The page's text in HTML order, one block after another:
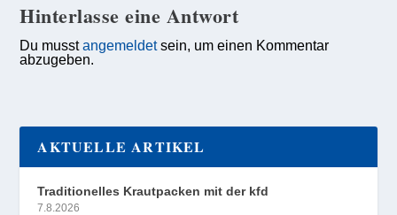
Hinterlasse eine Antwort
Du musstangemeldetsein, um einen Kommentar
abzugeben.
AKTUELLE ARTIKEL
Traditionelles Krautpacken mit der kfd
7.8.2026